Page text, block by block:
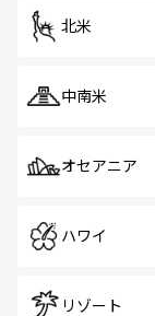
北米
中南米
オセアニア
ハワイ
リゾート